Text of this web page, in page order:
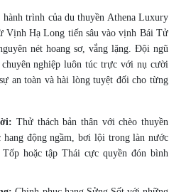
trình của du thuyền Athena Luxury
Vịnh Hạ Long tiến sâu vào vịnh Bái Tử
nét hoang sơ, vắng lặng. Đội ngũ
nghiệp luôn túc trực với nụ cười
an toàn và hài lòng tuyệt đối cho từng
Thử thách bản thân với chèo thuyền
hang động ngầm, bơi lội trong làn nước
hoặc tập Thái cực quyền đón bình